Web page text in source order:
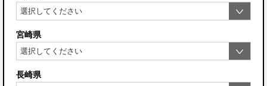
宮崎県
長崎県